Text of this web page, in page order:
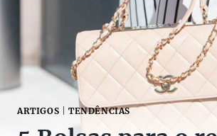
ARTIGOS TENDÊNCIAS